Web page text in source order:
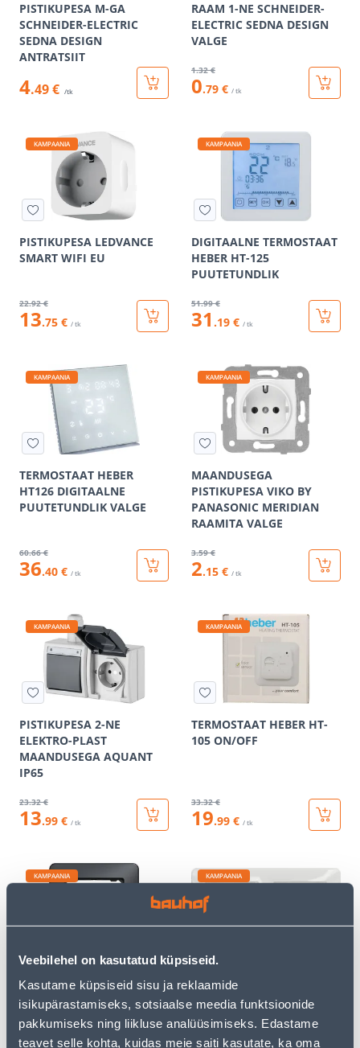
Veebilehel on kasutatud küpsiseid.
Kasutame küpsiseid sisu ja reklaamide
isikupärastamiseks, sotsiaalse meedia funktsioonide
pakkumiseks ning liikluse analüüsimiseks. Edastame
teavet selle kohta, kuidas meie saiti kasutate, ka oma
PISTIKUPESA M-GA
SCHNEIDER-ELECTRIC
SEDNA DESIGN
ANTRATSIIT
4.49 € /tk
RAAM 1-NE SCHNEIDER-
ELECTRIC SEDNA DESIGN
VALGE
1.32 €
0.79 € / tk
KAMPAANIA
PISTIKUPESA LEDVANCE
SMART WIFI EU
22.92 €
13.75 € / tk
KAMPAANIA
DIGITAALNE TERMOSTAAT
HEBER HT-125
PUUTETUNDLIK
51.99 €
31 .19 € / tk
KAMPAANIA
TERMOSTAAT HEBER
HT126 DIGITAALNE
PUUTETUNDLIK VALGE
60.66 €
36.40 € / tk
KAMPAANIA
MAANDUSEGA
PISTIKUPESA VIKO BY
PANASONIC MERIDIAN
RAAMITA VALGE
3.59 €
2.15 € / tk
KAMPAANIA
PISTIKUPESA 2-NE
ELEKTRO-PLAST
MAANDUSEGA AQUANT
IP65
23.32 €
13.99 € / tk
KAMPAANIA
TERMOSTAAT HEBER HT-
105 ON/OFF
33.32 €
19.99 € / tk
KAMPAANIA
ELECTRIC SEDNA DESIGN
ANTRATSIIT
KAMPAANIA
ELECTRIC SEDNA DESIGN
VALGE